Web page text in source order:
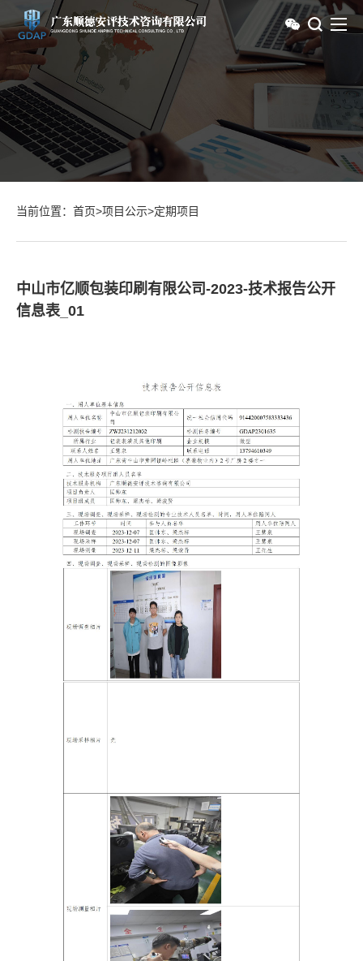
当前位置： 首页>项目公示>定期项目
中山市亿顺包装印刷有限公司-2023-技术报告公开
信息表_01